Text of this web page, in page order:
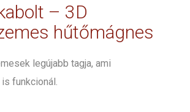
– 3D
hűtőmágnes
legújabb tagja, ami
funkcionál.